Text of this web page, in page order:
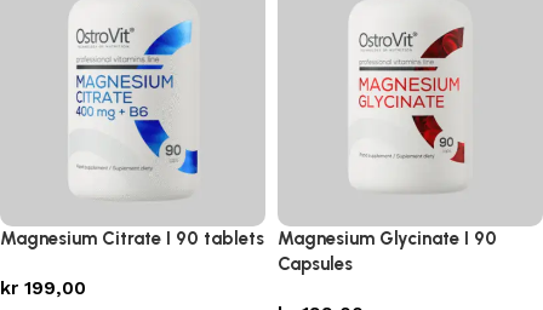
Magnesium Citrate I 90 tablets
kr 199,00
Magnesium Glycinate I 90
Capsules